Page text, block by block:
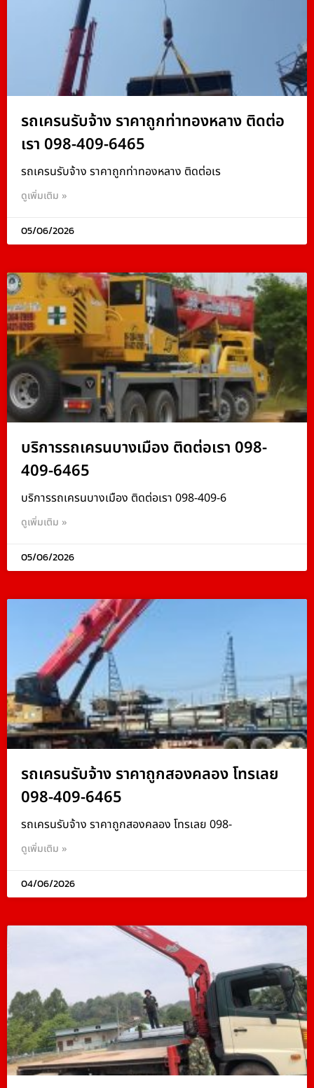
รถเครนรับจ้าง ราคาถูกท่าทองหลาง ติดต่อ
เรา 098-409-6465
รถเครนรับจ้าง ราคาถูกท่าทองหลาง ติดต่อเร
ดูเพิ่มเติม »
05/06/2026
บริการรถเครนบางเมือง ติดต่อเรา 098-
409-6465
บริการรถเครนบางเมือง ติดต่อเรา 098-409-6
ดูเพิ่มเติม »
05/06/2026
รถเครนรับจ้าง ราคาถูกสองคลอง โทรเลย
098-409-6465
รถเครนรับจ้าง ราคาถูกสองคลอง โทรเลย 098-
ดูเพิ่มเติม »
04/06/2026